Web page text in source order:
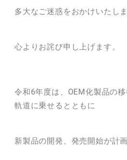
多大なご迷惑をおかけいたしま
心よりお詫び申し上げます。
令和6年度は、OEM化製品の移
軌道に乗せるとともに
新製品の開発、発売開始が計